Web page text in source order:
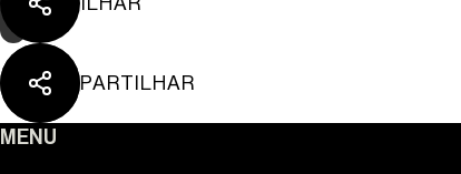
Ouro Valley - Pontos
PARTILHAR
MENU